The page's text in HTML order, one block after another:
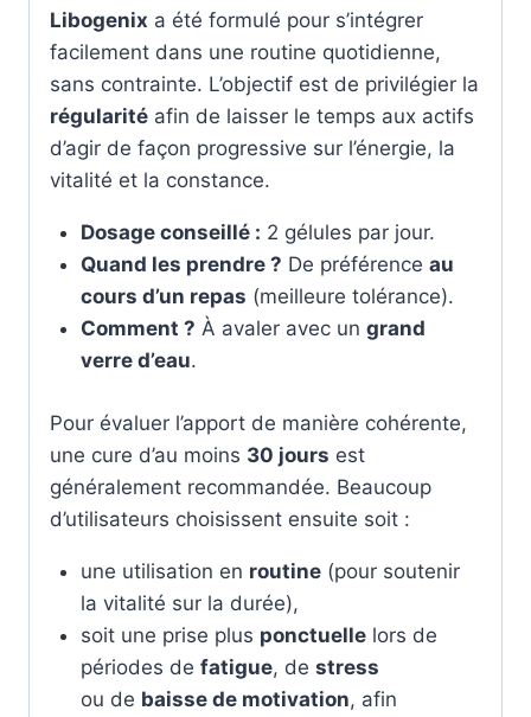
Libogenix a été formulé pour s’intégrer
facilement dans une routine quotidienne,
sans contrainte. L’objectif est de privilégier la
régularité afin de laisser le temps aux actifs
d’agir de façon progressive sur l’énergie, la
vitalité et la constance.
Dosage conseillé : 2 gélules par jour.
Quand les prendre ? De préférence au
cours d’un repas (meilleure tolérance).
Comment ? À avaler avec un grand
verre d’eau.
Pour évaluer l’apport de manière cohérente,
une cure d’au moins 30 jours est
généralement recommandée. Beaucoup
d’utilisateurs choisissent ensuite soit :
une utilisation en routine(pour soutenir
la vitalité sur la durée),
soit une prise plus ponctuellelors de
périodes de fatigue, de stress
ou de baisse de motivation, afin